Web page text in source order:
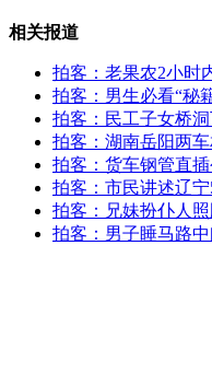
实拍深圳醉酒男子殴
成都"最囧公交站":
相关报道
拍客：老果农2小时
拍客：男生必看“秘
拍客：民工子女桥
拍客：湖南岳阳两
拍客：货车钢管直
拍客：市民讲述辽
拍客：兄妹扮仆人
拍客：男子睡马路